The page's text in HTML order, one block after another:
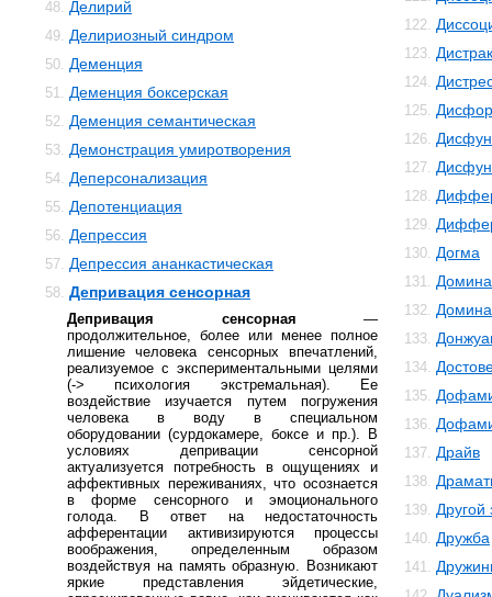
48. Делирий
49. Делириозный синдром
50. Деменция
51. Деменция боксерская
52. Деменция семантическая
53. Демонстрация умиротворения
54. Деперсонализация
55. Депотенциация
56. Депрессия
57. Депрессия ананкастическая
58. Депривация сенсорная
Депривация сенсорная —
продолжительное, более или менее полное
лишение человека сенсорных впечатлений,
реализуемое с экспериментальными целями
(-> психология экстремальная). Ее
воздействие изучается путем погружения
человека в воду в специальном
оборудовании (сурдокамере, боксе и пр.). В
условиях депривации сенсорной
актуализуется потребность в ощущениях и
аффективных переживаниях, что осознается
в форме сенсорного и эмоционального
голода. В ответ на недостаточность
афферентации активизируются процессы
воображения, определенным образом
воздействуя на память образную. Возникают
яркие представления эйдетические,
122.
123.
124.
125.
126.
127.
128.
129.
130. Догма
131.
132.
133.
134.
135.
136.
137. Драйв
138.
139.
140. Дружба
141.